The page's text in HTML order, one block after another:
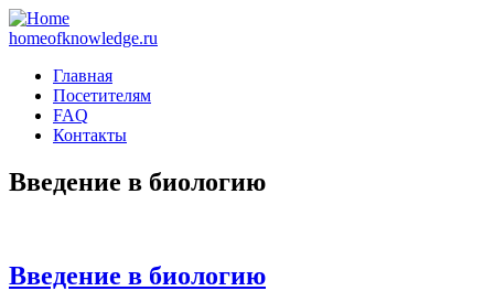
homeofknowledge.ru
Главная
Посетителям
FAQ
Контакты
Введение в биологию
Введение в биологию